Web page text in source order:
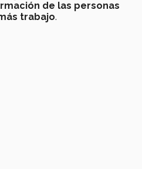
de las personas
trabajo.